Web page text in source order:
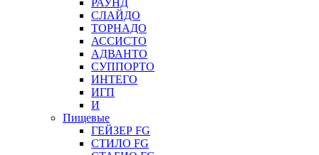
РАУНД
СЛАЙДО
ТОРНАДО
АССИСТО
АДВАНТО
СУППОРТО
ИНТЕГО
ИГП
И
Пищевые
ГЕЙЗЕР FG
СТИЛО FG